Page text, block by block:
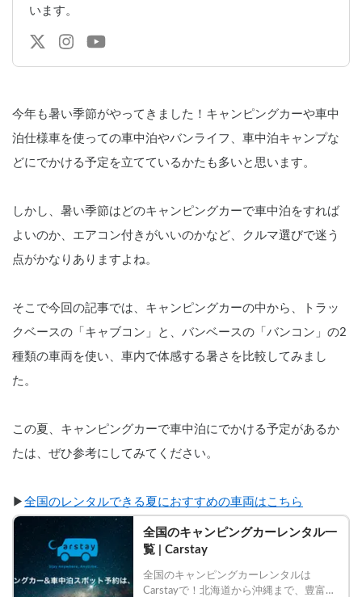
います。
今年も暑い季節がやってきました！キャンピングカーや車中
泊仕様車を使っての車中泊やバンライフ、車中泊キャンプな
どにでかける予定を立てているかたも多いと思います。
しかし、暑い季節はどのキャンピングカーで車中泊をすれば
よいのか、エアコン付きがいいのかなど、クルマ選びで迷う
点がかなりありますよね。
そこで今回の記事では、キャンピングカーの中から、トラッ
クベースの「キャブコン」と、バンベースの「バンコン」の2
種類の車両を使い、車内で体感する暑さを比較してみまし
た。
この夏、キャンピングカーで車中泊にでかける予定があるか
たは、ぜひ参考にしてみてください。
▶︎ 全国のレンタルできる夏におすすめの車両はこちら
全国のキャンピングカーレンタル一
覧 | Carstay
全国のキャンピングカーレンタルは
Carstayで！北海道から沖縄まで、豊富な